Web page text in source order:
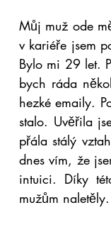
Můj muž ode
v kariéře jsem
Bylo mi 29 let.
bych ráda
hezké emaily.
stalo. Uvěřila
přála stálý
dnes vím, že
intuici. Díky
mužům naletěly.